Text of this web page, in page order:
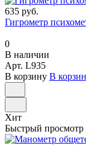
635 руб.
Гигрометр
0
В наличии
Арт. L935
В корзину В
Хит
Быстрый просмотр